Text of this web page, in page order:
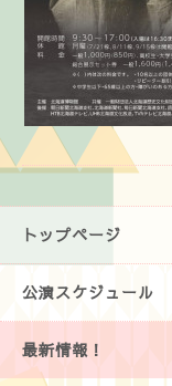
トップページ
公演スケジュール
最新情報！